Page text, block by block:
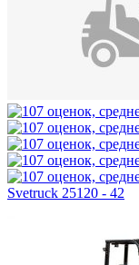
Svetruck 25120 - 42